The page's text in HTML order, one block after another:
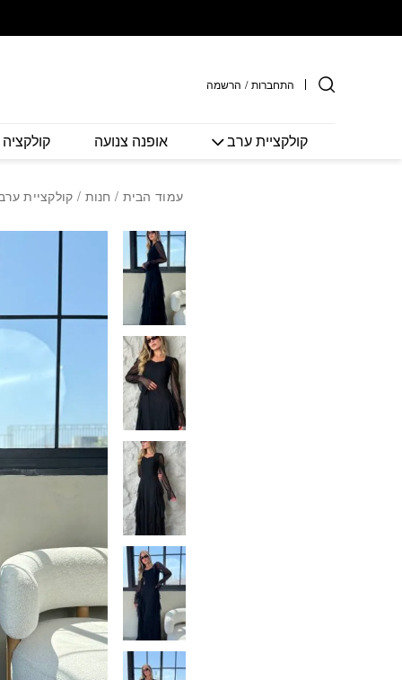
התחברות / הרשמה
קולקציית ערב אופנה צנועה
עמוד הבית / חנות / קולקציית